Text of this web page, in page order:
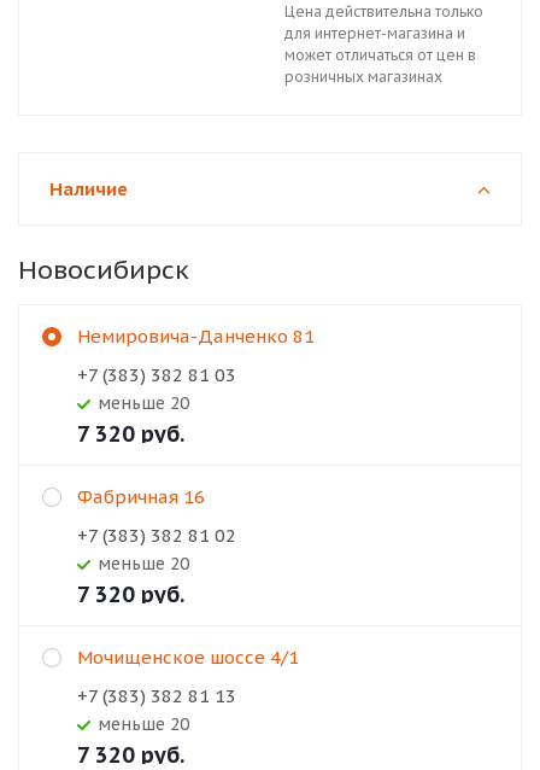
Цена действительна только
для интернет-магазина и
может отличаться от цен в
розничных магазинах
Наличие
Новосибирск
Немировича-Данченко 81
+7 (383) 382 81 03
Меньше 20
7 320 руб.
Фабричная 16
+7 (383) 382 81 02
Меньше 20
7 320 руб.
Мочищенское шоссе 4/1
+7 (383) 382 81 13
Меньше 20
7 320 руб.